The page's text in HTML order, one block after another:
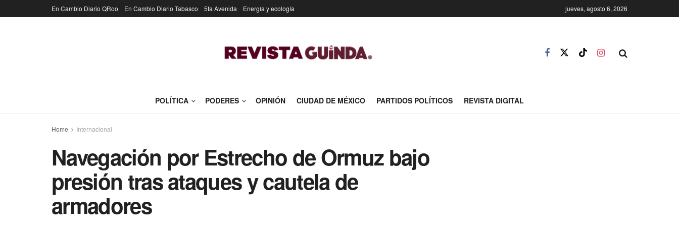
En Cambio Diario QRoo En Cambio Diario Tabasco 5ta Avenida Energía y ecología jueves, agosto 6, 2026
POLÍTICA PODERES OPINIÓN CIUDAD DE MÉXICO PARTIDOS POLÍTICOS REVISTA DIGITAL
Home Internacional
Navegación por Estrecho de Ormuz bajo
presión tras ataques y cautela de
armadores